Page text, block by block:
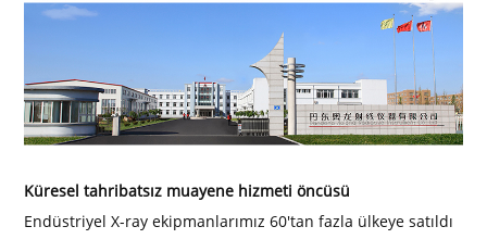
Küresel tahribatsız muayene hizmeti öncüsü
Endüstriyel X-ray ekipmanlarımız 60'tan fazla ülkeye satıldı